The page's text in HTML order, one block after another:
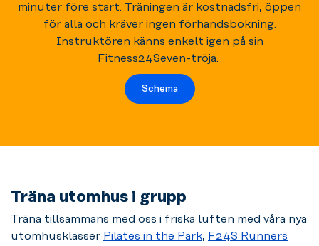
minuter före start. Träningen är kostnadsfri, öppen
för alla och kräver ingen förhandsbokning.
Instruktören känns enkelt igen på sin
Fitness24Seven-tröja.
Schema
Träna utomhus i grupp
Träna tillsammans med oss i friska luften med våra nya
utomhusklasser Pilates in the Park, F24S Runners